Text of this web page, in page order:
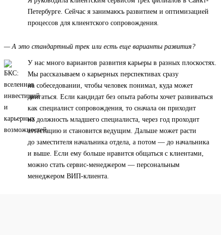
Петербурге. Сейчас я занимаюсь развитием и оптимизацией
процессов для клиентского сопровождения.
— А это стандартный трек или есть еще варианты развития?
У нас много вариантов развития карьеры в разных плоскостях.
Мы рассказываем о карьерных перспективах сразу
на собеседовании, чтобы человек понимал, куда может
двигаться. Если кандидат без опыта работы хочет развиваться
как специалист сопровождения, то сначала он приходит
на должность младшего специалиста, через год проходит
аттестацию и становится ведущим. Дальше может расти
до заместителя начальника отдела, а потом — до начальника
и выше. Если ему больше нравится общаться с клиентами,
можно стать сервис-менеджером — персональным
менеджером ВИП-клиента.